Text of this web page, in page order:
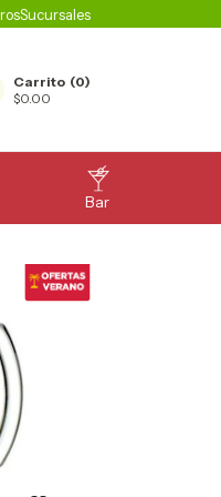
Sucursales
Carrito (0)
$0.00
Bar